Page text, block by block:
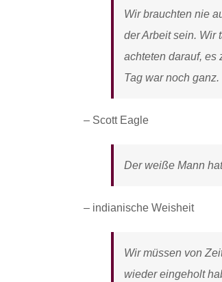
Wir brauchten nie
der Arbeit sein. Wir
achteten darauf, es
Tag war noch ganz.
– Scott Eagle
Der weiße Mann
– indianische Weisheit
Wir müssen von
wieder eingeholt